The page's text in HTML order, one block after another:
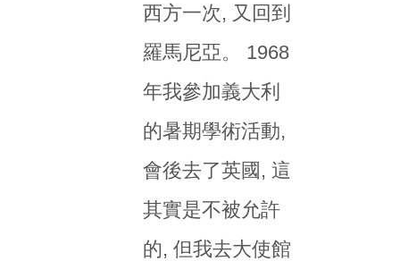
西方一次, 又回到
羅馬尼亞。 1968
年我參加義大利
的暑期學術活動,
會後去了英國, 這
其實是不被允許
的, 但我去大使館